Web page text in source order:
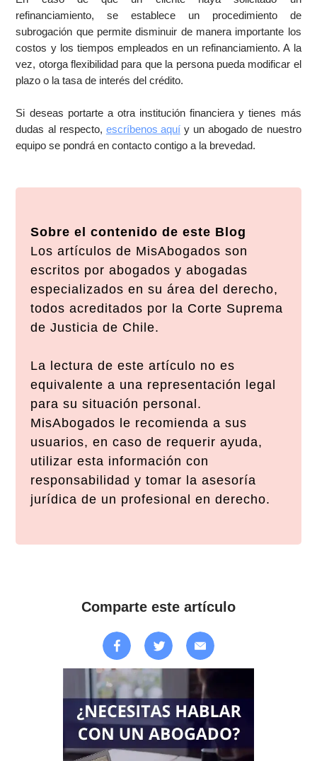
refinanciamiento, se establece un procedimiento de
subrogación que permite disminuir de manera importante los
costos y los tiempos empleados en un refinanciamiento. A la
vez, otorga flexibilidad para que la persona pueda modificar el
plazo o la tasa de interés del crédito.
Si deseas portarte a otra institución financiera y tienes más
dudas al respecto, escríbenos aquíy un abogado de nuestro
equipo se pondrá en contacto contigo a la brevedad.
Sobre el contenido de este Blog
Los artículos de MisAbogados son
escritos por abogados y abogadas
especializados en su área del derecho,
todos acreditados por la Corte Suprema
de Justicia de Chile.
La lectura de este artículo no es
equivalente a una representación legal
para su situación personal.
MisAbogados le recomienda a sus
usuarios, en caso de requerir ayuda,
utilizar esta información con
responsabilidad y tomar la asesoría
jurídica de un profesional en derecho.
Comparte este artículo